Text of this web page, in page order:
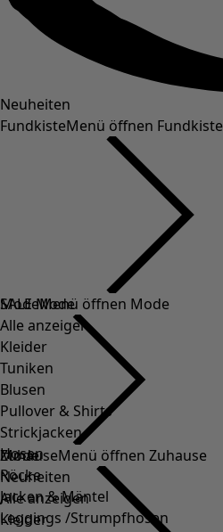
Neuheiten
FundkisteMenü öffnen Fundkiste
SALE Mode
Alle anzeigen
Kleider
Tuniken
Blusen
Pullover & Shirts
Strickjacken
Hosen
Röcke
Jacken & Mäntel
Leggings /Strumpfhosen
ModeMenü öffnen Mode
Mode
Neuheiten
Alle anzeigen
Kleider
ZuhauseMenü öffnen Zuhause